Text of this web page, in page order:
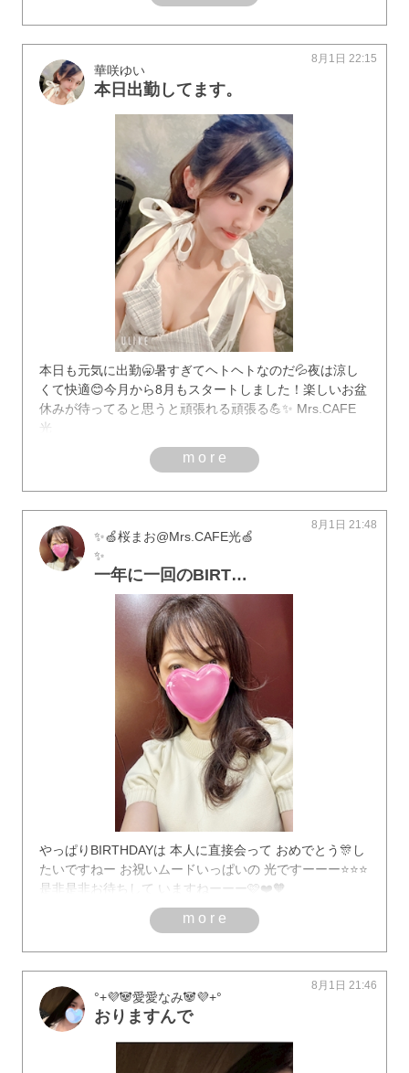
華咲ゆい
本日出勤してます。
8月1日 22:15
本日も元気に出勤🥱暑すぎてヘトヘトなのだ💦夜は涼し
くて快適😊今月から8月もスタートしました！楽しいお盆
休みが待ってると思うと頑張れる頑張る💪✨ Mrs.CAFE
光
more
✨🍏桜まお@Mrs.CAFE光🍏
✨
一年に一回のBIRTH DAYーーー🥂🥂🥂
8月1日 21:48
やっぱりBIRTHDAYは 本人に直接会って おめでとう🎊し
たいですねー お祝いムードいっぱいの 光ですーーー⭐️⭐️⭐️
是非是非お待ちして いますねーーー🩷❤️🧡
more
°+💜🐼愛愛なみ‪🐼💜+°
おりますんで
8月1日 21:46